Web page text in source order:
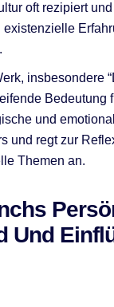
oft rezipiert
existenzielle
insbesondere
Bedeutung
und
und regt zur
Themen an.
Und